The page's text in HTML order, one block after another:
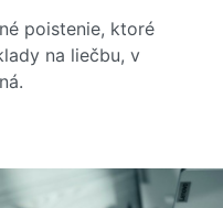
poistenie, ktoré
na liečbu, v